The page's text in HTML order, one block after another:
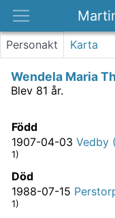
Platser
Om
Personakt Karta
Wendela Maria
Blev 81 år.
Född
1907-04-03 Vedby
1)
Död
1988-07-15
1)